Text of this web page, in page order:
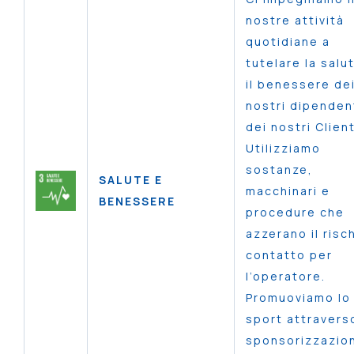
SALUTE E
BENESSERE
nostre attività
quotidiane a
tutelare la
il benessere
nostri
dei nostri
Utilizziamo
sostanze,
macchinari e
procedure che
azzerano il
contatto per
l’operatore.
Promuoviamo lo
sport